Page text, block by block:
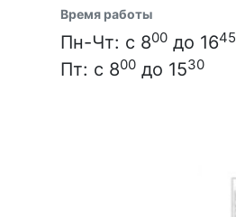
Время работы
Пн-Чт: с 800 до 1645
Пт: с 800 до 1530